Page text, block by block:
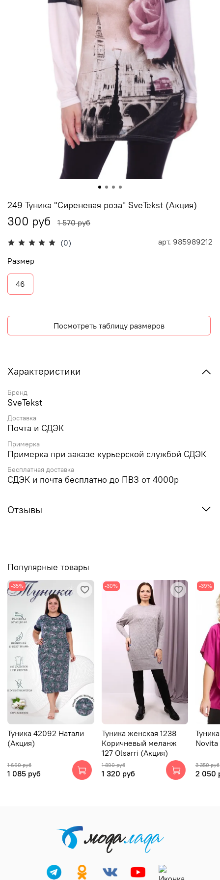
(0) арт. 985989212
249 Туника "Сиреневая роза" SveTekst (Акция)
300 руб 1 570 руб
Размер
46
Посмотреть таблицу размеров
Характеристики
Бренд
SveTekst
Доставка
Почта и СДЭК
Примерка
Примерка при заказе курьерской службой СДЭК
Бесплатная доставка
СДЭК и почта бесплатно до ПВЗ от 4000р
Отзывы
Популярные товары
-35%
Туника 42092 Натали
(Акция)
1 660 руб
1 085 руб
-30%
Туника женская 1238
Коричневый меланж
127 Olsarri (Акция)
1 890 руб
1 320 руб
-39%
3 350 руб
2 050